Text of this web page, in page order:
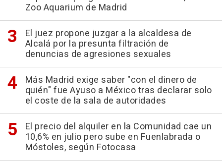
Zoo Aquarium de Madrid
El juez propone juzgar a la alcaldesa de
Alcalá por la presunta filtración de
denuncias de agresiones sexuales
Más Madrid exige saber "con el dinero de
quién" fue Ayuso a México tras declarar solo
el coste de la sala de autoridades
El precio del alquiler en la Comunidad cae un
10,6% en julio pero sube en Fuenlabrada o
Móstoles, según Fotocasa